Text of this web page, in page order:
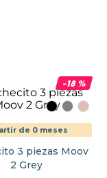
-18%
de 0 meses
3 piezas Moov
2 Grey